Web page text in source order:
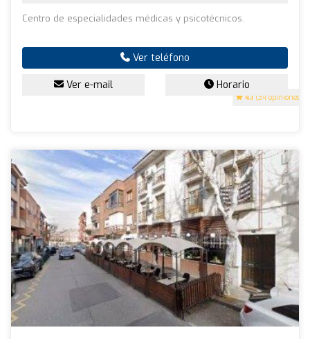
4.1 (34 opiniones)
Centro de especialidades médicas y psicotécnicos.
Ver teléfono
Ver e-mail Horario